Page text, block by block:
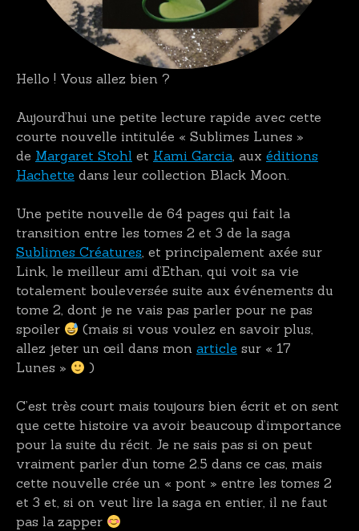
Hello ! Vous allez bien ?
Aujourd’hui une petite lecture rapide avec cette
courte nouvelle intitulée « Sublimes Lunes »
de Margaret Stohl et Kami Garcia, aux éditions
Hachette dans leur collection Black Moon.
Une petite nouvelle de 64 pages qui fait la
transition entre les tomes 2 et 3 de la saga
Sublimes Créatures, et principalement axée sur
Link, le meilleur ami d’Ethan, qui voit sa vie
totalement bouleversée suite aux événements du
tome 2, dont je ne vais pas parler pour ne pas
spoiler
(mais si vous voulez en savoir plus,
allez jeter un œil dans mon article sur « 17
Lunes »
)
C’est très court mais toujours bien écrit et on sent
que cette histoire va avoir beaucoup d’importance
pour la suite du récit. Je ne sais pas si on peut
vraiment parler d’un tome 2.5 dans ce cas, mais
cette nouvelle crée un « pont » entre les tomes 2
et 3 et, si on veut lire la saga en entier, il ne faut
pas la zapper